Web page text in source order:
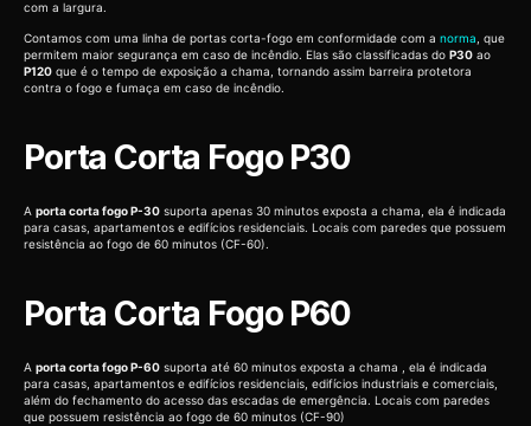
com a largura.
Contamos com uma linha de portas corta-fogo em conformidade com a norma , que
permitem maior segurança em caso de incêndio. Elas são classificadas do P30 ao
P120 que é o tempo de exposição a chama, tornando assim barreira protetora
contra o fogo e fumaça em caso de incêndio.
Porta Corta Fogo P30
A porta corta fogo P-30 suporta apenas 30 minutos exposta a chama, ela é indicada
para casas, apartamentos e edifícios residenciais. Locais com paredes que possuem
resistência ao fogo de 60 minutos (CF-60).
Porta Corta Fogo P60
A porta corta fogo P-60 suporta até 60 minutos exposta a chama , ela é indicada
para casas, apartamentos e edifícios residenciais, edifícios industriais e comerciais,
além do fechamento do acesso das escadas de emergência. Locais com paredes
que possuem resistência ao fogo de 60 minutos (CF-90)